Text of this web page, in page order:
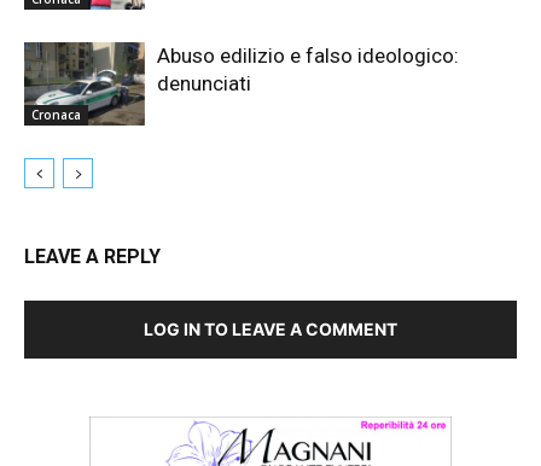
Cronaca
Abuso edilizio e falso ideologico:
denunciati
LEAVE A REPLY
LOG IN TO LEAVE A COMMENT